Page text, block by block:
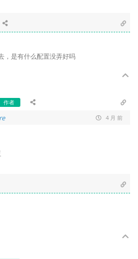
，是有什么配置没弄好吗
作者
4 月 前